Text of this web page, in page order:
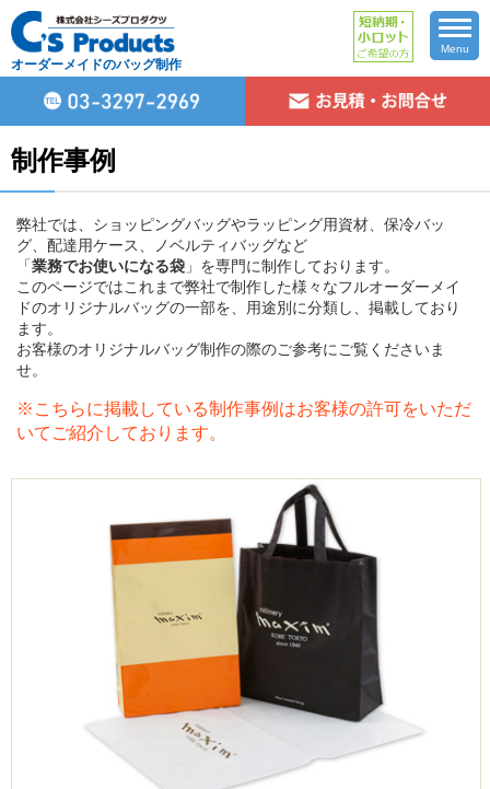
オーダーメイドのバッグ制作
Menu
制作事例
弊社では、ショッピングバッグやラッピング用資材、保冷バッ
グ、配達用ケース、ノベルティバッグなど
「業務でお使いになる袋 」を専門に制作しております。
このページではこれまで弊社で制作した様々なフルオーダーメイ
ドのオリジナルバッグの一部を、用途別に分類し、掲載しており
ます。
お客様のオリジナルバッグ制作の際のご参考にご覧くださいま
せ。
※こちらに掲載している制作事例はお客様の許可をいただ
いてご紹介しております。